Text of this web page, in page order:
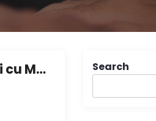
Sărbătoriți Ziua Tatălui cu Marvel Rising Alpha#1 în această duminică
Search